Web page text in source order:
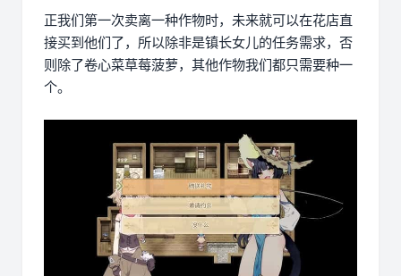
正我们第一次卖离一种作物时，未来就可以在花店直
接买到他们了，所以除非是镇长女儿的任务需求，否
则除了卷心菜草莓菠萝，其他作物我们都只需要种一
个。